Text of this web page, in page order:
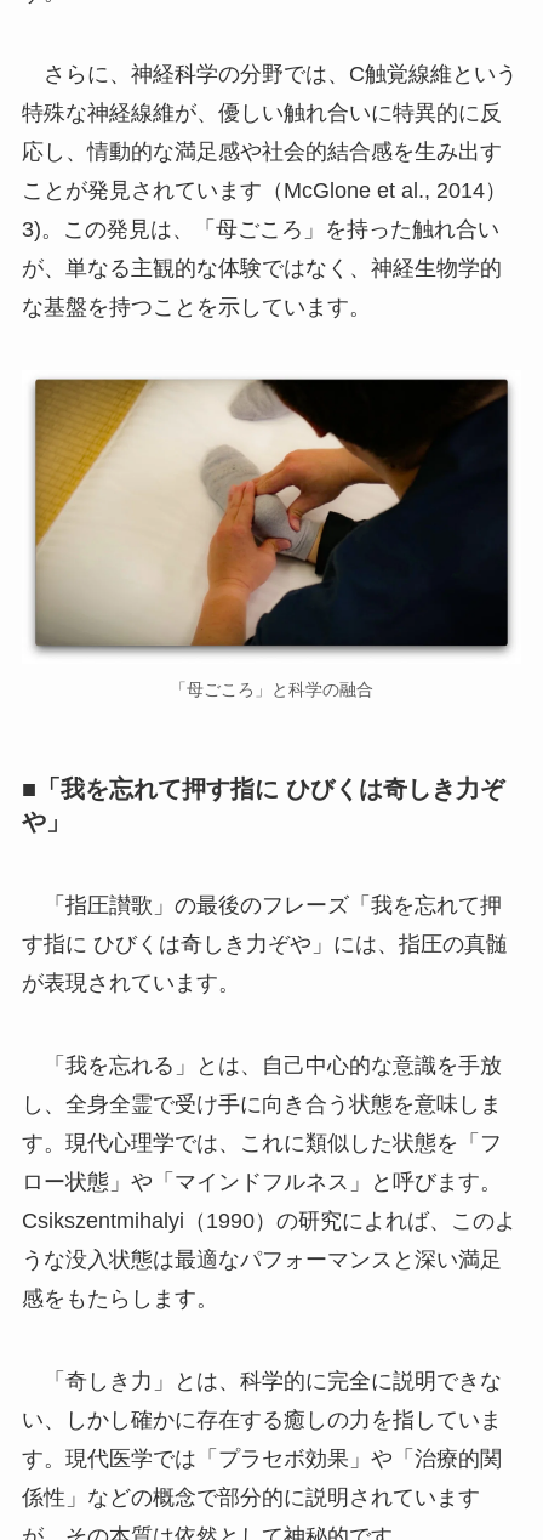
さらに、神経科学の分野では、C触覚線維という
特殊な神経線維が、優しい触れ合いに特異的に反
応し、情動的な満足感や社会的結合感を生み出す
ことが発見されています（McGlone et al., 2014）
3)。この発見は、「母ごころ」を持った触れ合い
が、単なる主観的な体験ではなく、神経生物学的
な基盤を持つことを示しています。
「母ごころ」と科学の融合
■「我を忘れて押す指に ひびくは奇しき力ぞ
や」
「指圧讃歌」の最後のフレーズ「我を忘れて押
す指に ひびくは奇しき力ぞや」には、指圧の真髄
が表現されています。
「我を忘れる」とは、自己中心的な意識を手放
し、全身全霊で受け手に向き合う状態を意味しま
す。現代心理学では、これに類似した状態を「フ
ロー状態」や「マインドフルネス」と呼びます。
Csikszentmihalyi（1990）の研究によれば、このよ
うな没入状態は最適なパフォーマンスと深い満足
感をもたらします。
「奇しき力」とは、科学的に完全に説明できな
い、しかし確かに存在する癒しの力を指していま
す。現代医学では「プラセボ効果」や「治療的関
係性」などの概念で部分的に説明されています